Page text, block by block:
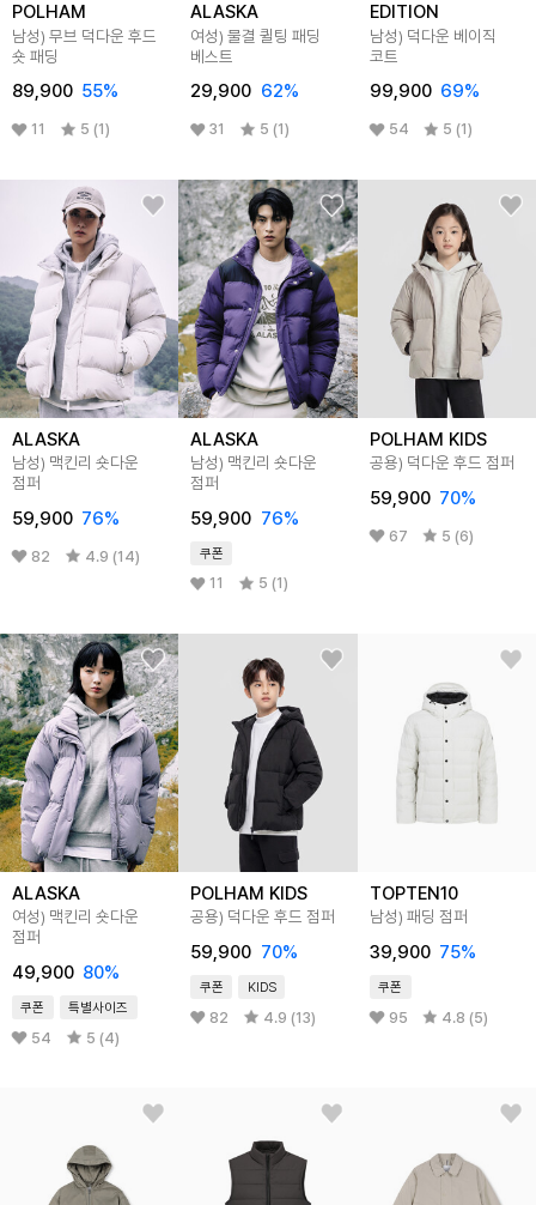
POLHAM
남성) 무브 덕다운 후드
숏 패딩
89,900 55%
11 5 (1)
ALASKA
여성) 물결 퀼팅 패딩
베스트
29,900 62%
31 5 (1)
EDITION
남성) 덕다운 베이직
코트
99,900 69%
54 5 (1)
ALASKA
남성) 맥킨리 숏다운
점퍼
59,900 76%
82 4.9 (14)
ALASKA
남성) 맥킨리 숏다운
점퍼
59,900 76%
쿠폰
11 5 (1)
POLHAM KIDS
공용) 덕다운 후드 점퍼
59,900 70%
67 5 (6)
ALASKA
여성) 맥킨리 숏다운
점퍼
49,900 80%
쿠폰 특별사이즈
54 5 (4)
POLHAM KIDS
공용) 덕다운 후드 점퍼
59,900 70%
쿠폰 KIDS
82 4.9 (13)
TOPTEN10
남성) 패딩 점퍼
39,900 75%
쿠폰
95 4.8 (5)